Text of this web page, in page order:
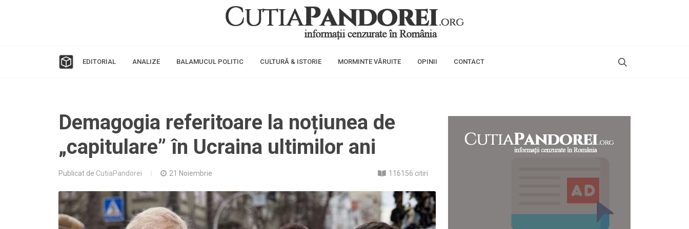
EDITORIAL ANALIZE BALAMUCUL POLITIC CULTURĂ & ISTORIE MORMINTE VĂRUITE OPINII CONTACT
Demagogia referitoare la noțiunea de
„capitulare” în Ucraina ultimilor ani
Publicat de CutiaPandorei 21 Noiembrie 116156 citiri